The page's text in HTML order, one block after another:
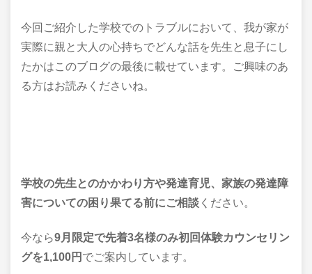
今回ご紹介した学校でのトラブルにおいて、我が家が
実際に親と大人の心持ちでどんな話を先生と息子にし
たかはこのブログの最後に載せています。ご興味のあ
る方はお読みくださいね。
学校の先生とのかかわり方や発達育児、家族の発達障
害についての困り果てる前にご相談 ください。
今なら9月限定で先着3名様のみ初回体験カウンセリン
グを1,100円 でご案内しています。